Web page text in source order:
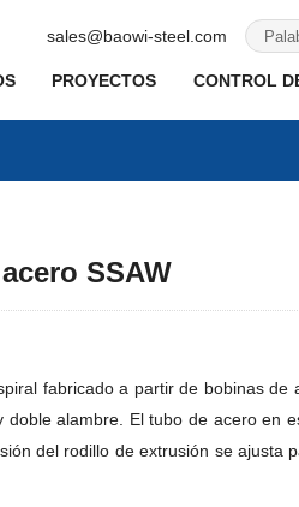
sales@baowi-steel.com
PROYECTOS CONTROL
SSAW
fabricado a partir de bobinas
alambre. El tubo de acero en
del rodillo de extrusión se